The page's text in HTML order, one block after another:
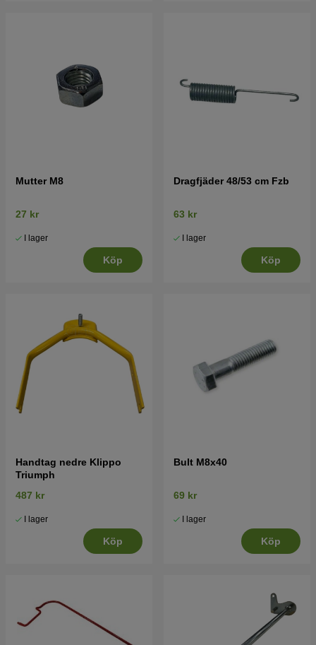
Mutter M8
27 kr
I lager
Köp
Dragfjäder 48/53 cm Fzb
63 kr
I lager
Köp
Handtag nedre Klippo
Triumph
487 kr
I lager
Köp
Bult M8x40
69 kr
I lager
Köp